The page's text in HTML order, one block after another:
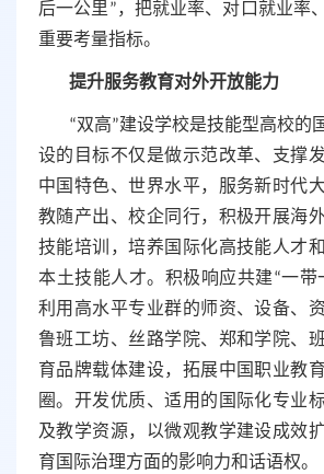
后一公里”，把就业率、对口就业率
重要考量指标。
提升服务教育对外开放能力
“双高”建设学校是技能型高校的
设的目标不仅是做示范改革、支撑
中国特色、世界水平，服务新时代
教随产出、校企同行，积极开展海
技能培训，培养国际化高技能人才
本土技能人才。积极响应共建“一带
利用高水平专业群的师资、设备、
鲁班工坊、丝路学院、郑和学院、
育品牌载体建设，拓展中国职业教
圈。开发优质、适用的国际化专业
及教学资源，以微观教学建设成效
育国际治理方面的影响力和话语权。